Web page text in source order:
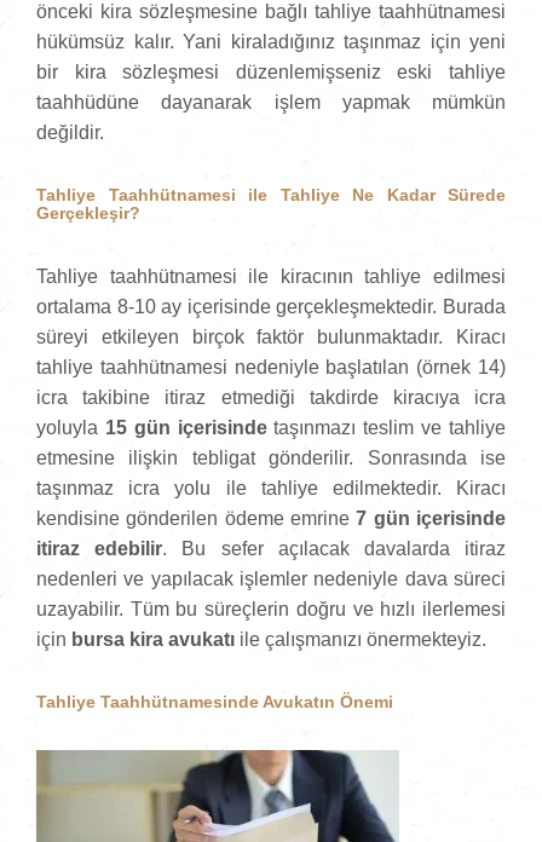
önceki kira sözleşmesine bağlı tahliye taahhütnamesi
hükümsüz kalır. Yani kiraladığınız taşınmaz için yeni
bir kira sözleşmesi düzenlemişseniz eski tahliye
taahhüdüne dayanarak işlem yapmak mümkün
değildir.
Tahliye Taahhütnamesi ile Tahliye Ne Kadar Sürede
Gerçekleşir?
Tahliye taahhütnamesi ile kiracının tahliye edilmesi
ortalama 8-10 ay içerisinde gerçekleşmektedir. Burada
süreyi etkileyen birçok faktör bulunmaktadır. Kiracı
tahliye taahhütnamesi nedeniyle başlatılan (örnek 14)
icra takibine itiraz etmediği takdirde kiracıya icra
yoluyla 15 gün içerisindetaşınmazı teslim ve tahliye
etmesine ilişkin tebligat gönderilir. Sonrasında ise
taşınmaz icra yolu ile tahliye edilmektedir. Kiracı
kendisine gönderilen ödeme emrine7 gün içerisinde
itiraz edebilir. Bu sefer açılacak davalarda itiraz
nedenleri ve yapılacak işlemler nedeniyle dava süreci
uzayabilir. Tüm bu süreçlerin doğru ve hızlı ilerlemesi
için bursa kira avukatı ile çalışmanızı önermekteyiz.
Tahliye Taahhütnamesinde Avukatın Önemi